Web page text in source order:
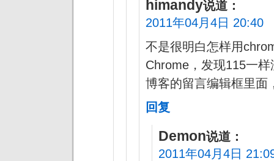
himandy说道：
2011年04月4日 20:40
不是很明白怎样用
Chrome，发现115一
博客的留言编辑框里面
回复
Demon说道：
2011年04月4日